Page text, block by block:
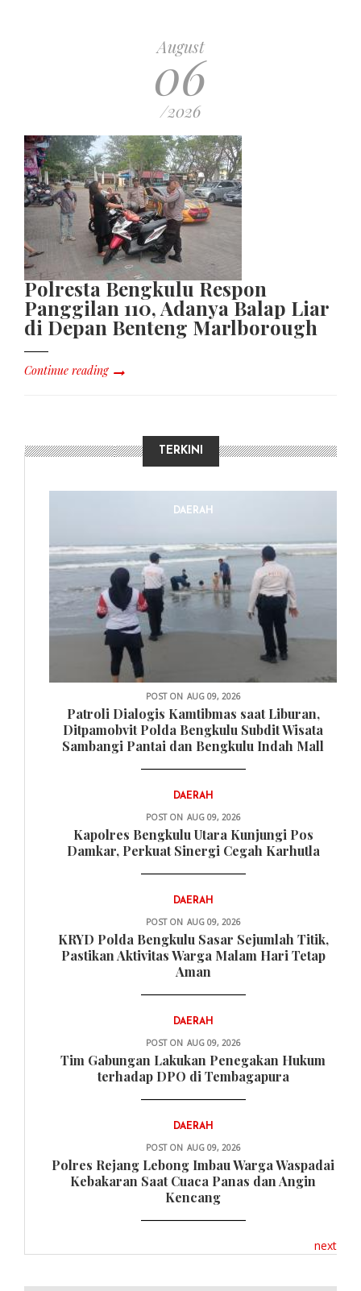
August
06
/2026
Polresta Bengkulu Respon
Panggilan 110, Adanya Balap Liar
di Depan Benteng Marlborough
Continue reading
TERKINI
DAERAH
POST ON AUG 09, 2026
Patroli Dialogis Kamtibmas saat Liburan,
Ditpamobvit Polda Bengkulu Subdit Wisata
Sambangi Pantai dan Bengkulu Indah Mall
DAERAH
POST ON AUG 09, 2026
Kapolres Bengkulu Utara Kunjungi Pos
Damkar, Perkuat Sinergi Cegah Karhutla
DAERAH
POST ON AUG 09, 2026
KRYD Polda Bengkulu Sasar Sejumlah Titik,
Pastikan Aktivitas Warga Malam Hari Tetap
Aman
DAERAH
POST ON AUG 09, 2026
Tim Gabungan Lakukan Penegakan Hukum
terhadap DPO di Tembagapura
DAERAH
POST ON AUG 09, 2026
Polres Rejang Lebong Imbau Warga Waspadai
Kebakaran Saat Cuaca Panas dan Angin
Kencang
next